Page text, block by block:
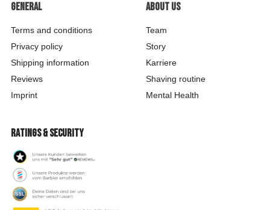
General
Terms and conditions
Privacy policy
Shipping information
Reviews
Imprint
About us
Team
Story
Karriere
Shaving routine
Mental Health
Ratings & security